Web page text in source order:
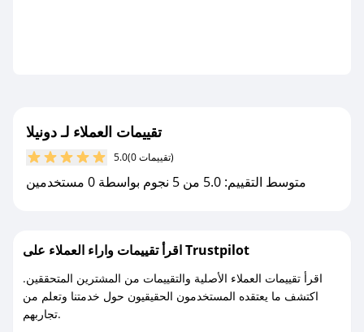
تقييمات العملاء لـ دونيلا
5.0 (0 تقييمات)
متوسط التقييم: 5.0 من 5 نجوم بواسطة 0 مستخدمين
اقرأ تقييمات واراء العملاء على Trustpilot
اقرأ تقييمات العملاء الأصلية والتقييمات من المشترين المتحققين.
اكتشف ما يعتقده المستخدمون الحقيقيون حول خدمتنا وتعلم من
تجاربهم.